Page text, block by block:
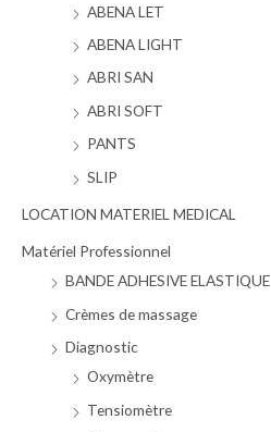
ABENA LET
ABENA LIGHT
ABRI SAN
ABRI SOFT
PANTS
SLIP
LOCATION MATERIEL MEDICAL
Matériel Professionnel
BANDE ADHESIVE ELASTIQUE
Crèmes de massage
Diagnostic
Oxymètre
Tensiomètre